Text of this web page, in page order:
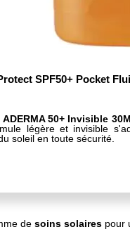
SPF50+ Pocket
ADERMA 50+ Invisible
légère et invisible
soleil en toute sécurité.
de soins solaires pour